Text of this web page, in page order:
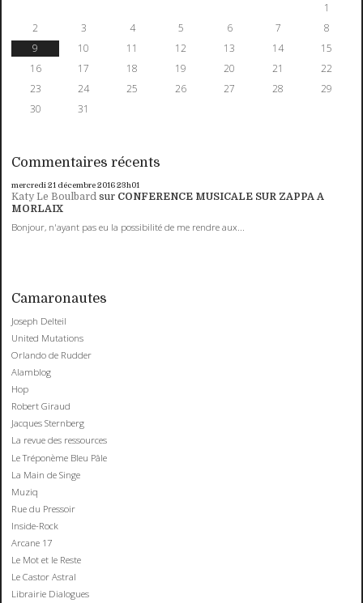
1
2
3 4 5 6 7
8
9
10 11 12 13 14
15
16
17 18 19 20 21
22
23
24 25 26 27 28
29
30
31
Commentaires récents
mercredi 21 décembre 201623h01
Katy Le Boulbard sur CONFERENCE MUSICALE SUR ZAPPA A
MORLAIX
Bonjour, n'ayant pas eu la possibilité de me rendre aux...
Camaronautes
Joseph Delteil
United Mutations
Orlando de Rudder
Alamblog
Hop
Robert Giraud
Jacques Sternberg
La revue des ressources
Le Tréponème Bleu Pâle
La Main de Singe
Muziq
Rue du Pressoir
Inside-Rock
Arcane 17
Le Mot et le Reste
Le Castor Astral
Librairie Dialogues